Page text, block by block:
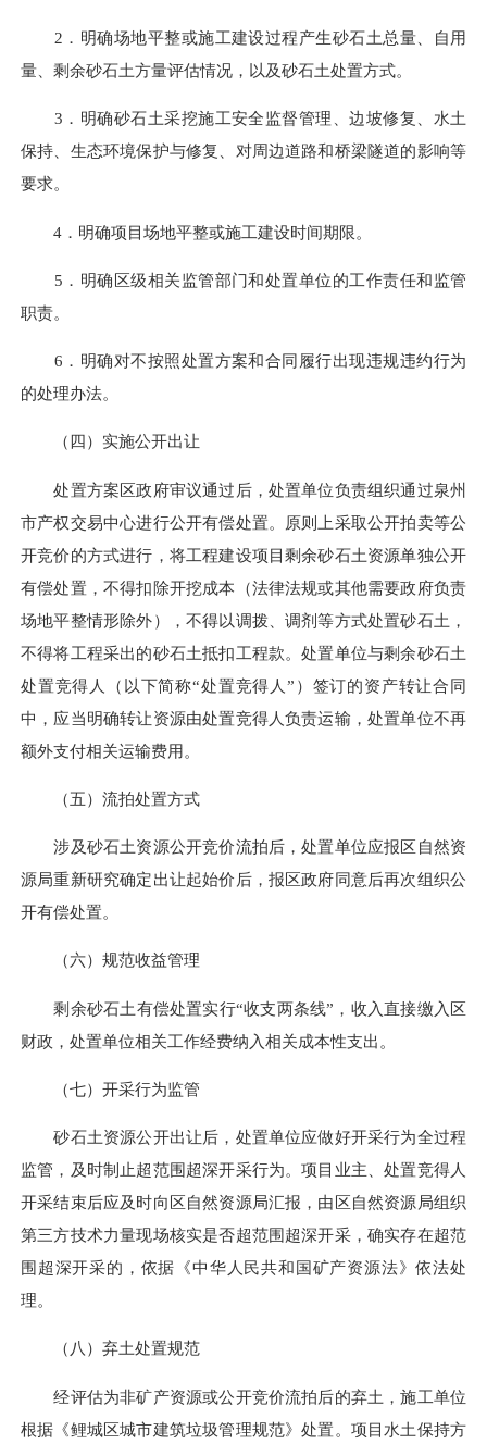
2．明确场地平整或施工建设过程产生砂石土总量、自用
量、剩余砂石土方量评估情况，以及砂石土处置方式。
3．明确砂石土采挖施工安全监督管理、边坡修复、水土
保持、生态环境保护与修复、对周边道路和桥梁隧道的影响等
要求。
4．明确项目场地平整或施工建设时间期限。
5．明确区级相关监管部门和处置单位的工作责任和监管
职责。
6．明确对不按照处置方案和合同履行出现违规违约行为
的处理办法。
（四）实施公开出让
处置方案区政府审议通过后，处置单位负责组织通过泉州
市产权交易中心进行公开有偿处置。原则上采取公开拍卖等公
开竞价的方式进行，将工程建设项目剩余砂石土资源单独公开
有偿处置，不得扣除开挖成本（法律法规或其他需要政府负责
场地平整情形除外）， 不得以调拨、调剂等方式处置砂石土，
不得将工程采出的砂石土抵扣工程款。处置单位与剩余砂石土
处置竞得人（以下简称“处置竞得人”）签订的资产转让合同
中，应当明确转让资源由处置竞得人负责运输，处置单位不再
额外支付相关运输费用。
（五）流拍处置方式
涉及砂石土资源公开竞价流拍后，处置单位应报区自然资
源局重新研究确定出让起始价后，报区政府同意后再次组织公
开有偿处置。
（六）规范收益管理
剩余砂石土有偿处置实行“收支两条线”，收入直接缴入区
财政，处置单位相关工作经费纳入相关成本性支出。
（七）开采行为监管
砂石土资源公开出让后，处置单位应做好开采行为全过程
监管，及时制止超范围超深开采行为。项目业主、处置竞得人
开采结束后应及时向区自然资源局汇报，由区自然资源局组织
第三方技术力量现场核实是否超范围超深开采，确实存在超范
围超深开采的，依据《中华人民共和国矿产资源法》依法处
理。
（八）弃土处置规范
经评估为非矿产资源或公开竞价流拍后的弃土，施工单位
根据《鲤城区城市建筑垃圾管理规范》处置。项目水土保持方